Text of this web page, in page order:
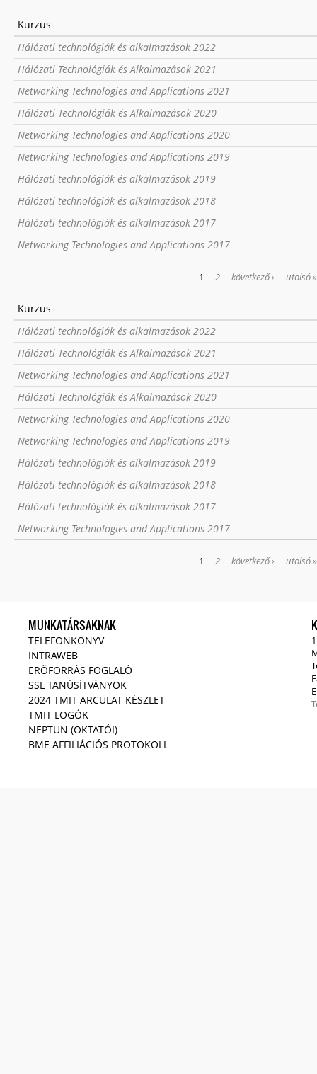
Kurzus
Hálózati technológiák és alkalmazások 2022
Hálózati Technológiák és Alkalmazások 2021
Networking Technologies and Applications 2021
Hálózati Technológiák és Alkalmazások 2020
Networking Technologies and Applications 2020
Networking Technologies and Applications 2019
Hálózati technológiák és alkalmazások 2019
Hálózati technológiák és alkalmazások 2018
Hálózati technológiák és alkalmazások 2017
Networking Technologies and Applications 2017
1 2 következő › utolsó »
Kurzus
Hálózati technológiák és alkalmazások 2022
Hálózati Technológiák és Alkalmazások 2021
Networking Technologies and Applications 2021
Hálózati Technológiák és Alkalmazások 2020
Networking Technologies and Applications 2020
Networking Technologies and Applications 2019
Hálózati technológiák és alkalmazások 2019
Hálózati technológiák és alkalmazások 2018
Hálózati technológiák és alkalmazások 2017
Networking Technologies and Applications 2017
1 2 következő › utolsó »
MUNKATÁRSAKNAK
TELEFONKÖNYV
INTRAWEB
ERŐFORRÁS FOGLALÓ
SSL TANÚSÍTVÁNYOK
2024 TMIT ARCULAT KÉSZLET
TMIT LOGÓK
NEPTUN (OKTATÓI)
BME AFFILIÁCIÓS PROTOKOLL